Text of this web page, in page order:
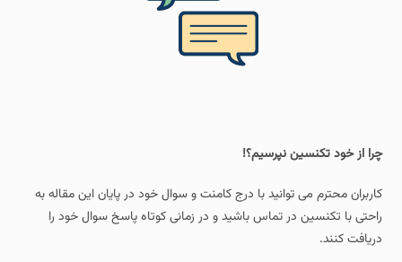
چرا از خود تکنسین نپرسیم؟!
کاربران محترم می توانید با درج کامنت و سوال خود در پایان این مقاله به
راحتی با تکنسین در تماس باشید و در زمانی کوتاه پاسخ سوال خود را
دریافت کنند.